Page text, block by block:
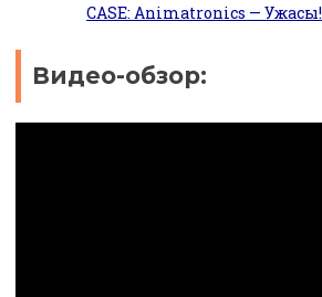
CASE: Animatronics — Ужасы!
Видео-обзор: